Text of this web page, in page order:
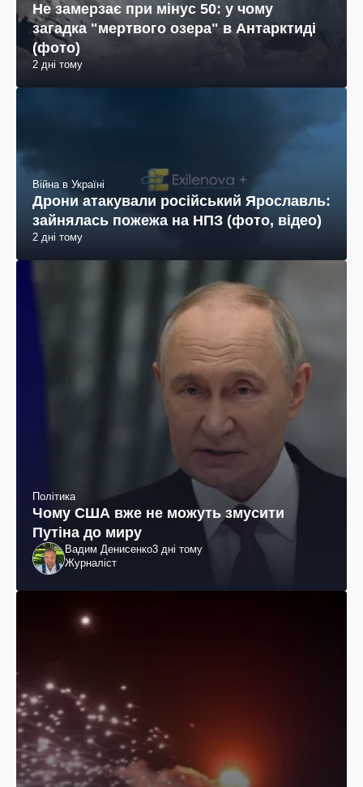
Не замерзає при мінус 50: у чому
загадка "мертвого озера" в Антарктиді
(фото)
2 дні тому
Війна в Україні
Дрони атакували російський Ярославль:
зайнялась пожежа на НПЗ (фото, відео)
2 дні тому
Політика
Чому США вже не можуть змусити
Путіна до миру
Вадим Денисенко3 дні тому
Журналіст